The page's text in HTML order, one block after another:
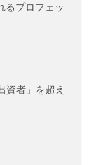
るプロフェッ
資者」を超え